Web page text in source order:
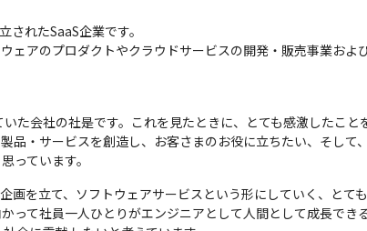
れたSaaS企業です。
ェアのプロダクトやクラウドサービスの開発・販売事業お
いた会社の社是です。これを見たときに、とても感激したこ
品・サービスを創造し、お客さまのお役に立ちたい、そして
っています。
画を立て、ソフトウェアサービスという形にしていく、とて
って社員一人ひとりがエンジニアとして人間として成長でき